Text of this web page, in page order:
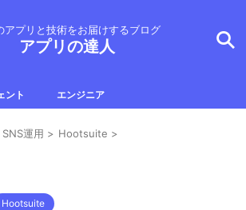
アプリと技術をお届けするブログ
アプリの達人
ント エンジニア
SNS運用 > Hootsuite >
Hootsuite